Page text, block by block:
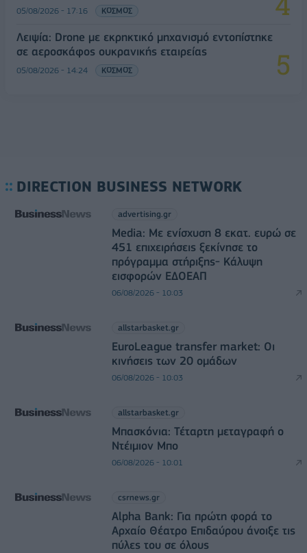
05/08/2026 - 17:16 ΚΟΣΜΟΣ
Λειψία: Drone με εκρηκτικό μηχανισμό εντοπίστηκε
σε αεροσκάφος ουκρανικής εταιρείας
05/08/2026 - 14:24 ΚΟΣΜΟΣ
DIRECTION BUSINESS NETWORK
advertising.gr
Media: Με ενίσχυση 8 εκατ. ευρώ σε
451 επιχειρήσεις ξεκίνησε το
πρόγραμμα στήριξης- Κάλυψη
εισφορών ΕΔΟΕΑΠ
06/08/2026 - 10:03
allstarbasket.gr
EuroLeague transfer market: Οι
κινήσεις των 20 ομάδων
06/08/2026 - 10:03
allstarbasket.gr
Μπασκόνια: Τέταρτη μεταγραφή ο
Ντέιμιον Μπο
06/08/2026 - 10:01
csrnews.gr
Alpha Bank: Για πρώτη φορά το
Αρχαίο Θέατρο Επιδαύρου άνοιξε τις
πύλες του σε όλους